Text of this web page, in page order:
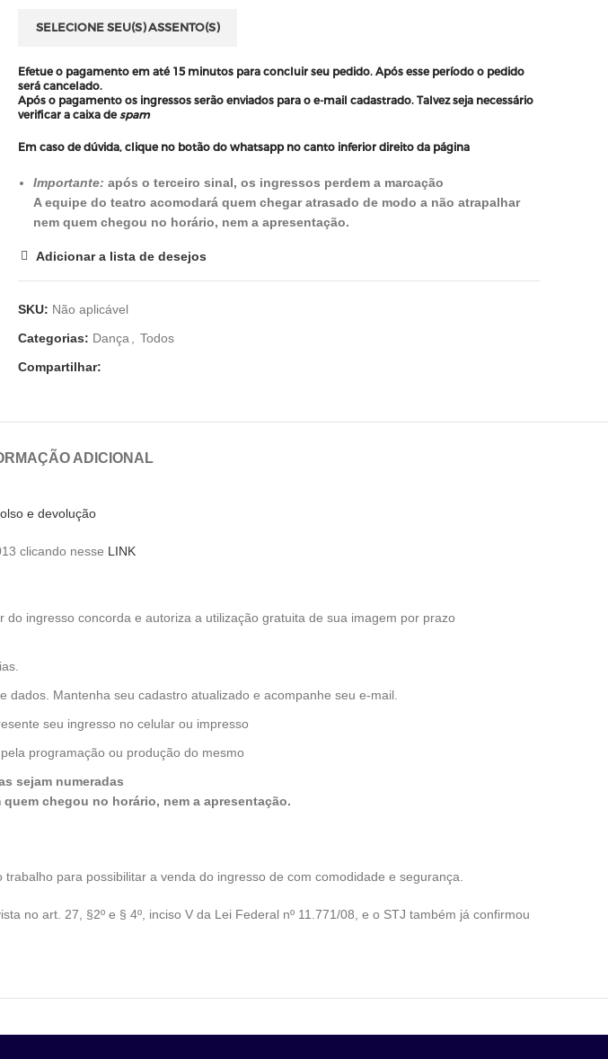
SELECIONE SEU(S) ASSENTO(S)
Efetue o pagamento em até 15 minutos para concluir seu pedido. Após esse período o pedido
será cancelado.
Após o pagamento os ingressos serão enviados para o e-mail cadastrado. Talvez seja necessário
verificar a caixa despam
Em caso de dúvida, clique no botão dowhatsappno canto inferior direito da página
Importante: após o terceiro sinal, os ingressos perdem a marcação
A equipe do teatro acomodará quem chegar atrasado de modo a não atrapalhar
nem quem chegou no horário, nem a apresentação.
Adicionar a lista de desejos
SKU: Não aplicável
Categorias: Dança
Todos
Compartilhar:
ADICIONAL
e devolução
clicando nesse LINK
ingresso concorda e autoriza a utilização gratuita de sua imagem por prazo
Mantenha seu cadastro atualizado e acompanhe seu e-mail.
seu ingresso no celular ou impresso
programação ou produção do mesmo
sejam numeradas
chegou no horário, nem a apresentação.
para possibilitar a venda do ingresso de com comodidade e segurança.
no art. 27, §2º e § 4º, inciso V da Lei Federal nº 11.771/08, e o STJ também já confirmou